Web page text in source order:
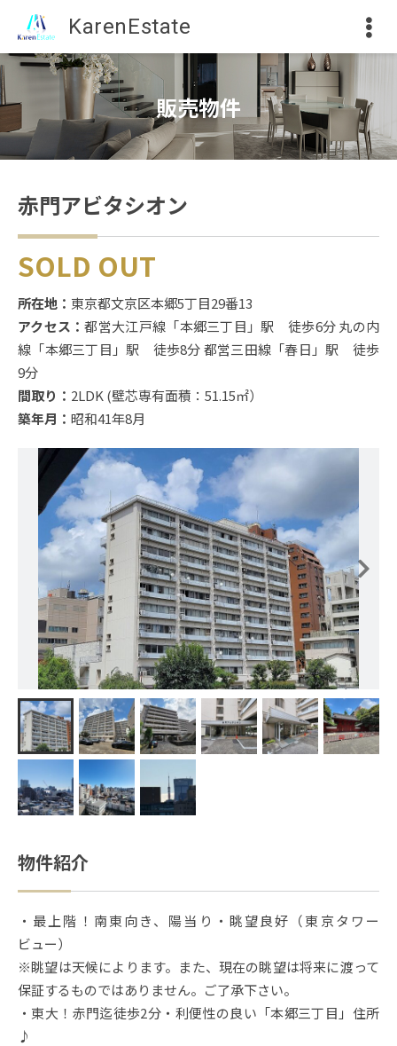
KarenEstate
販売物件
赤門アビタシオン
所在地： 東京都文京区本郷5丁目29番13
アクセス：都営大江戸線「本郷三丁目」駅 徒歩6分丸の内
線「本郷三丁目」駅 徒歩8分都営三田線「春日」駅 徒歩
9分
間取り： 2LDK (壁芯専有面積：51.15㎡）
築年月： 昭和41年8月
SOLD OUT
物件紹介
・最上階！南東向き、陽当り・眺望良好（東京タワー
ビュー）
※眺望は天候によります。また、現在の眺望は将来に渡って
保証するものではありません。ご了承下さい。
・東大！赤門迄徒歩2分・利便性の良い「本郷三丁目」住所
♪